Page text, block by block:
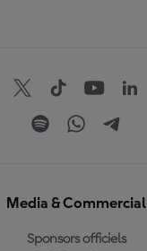
Media & Commercial
Sponsors officiels